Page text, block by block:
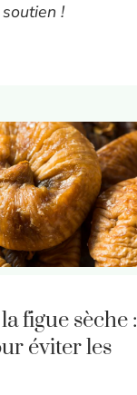
!
figue sèche :
éviter les